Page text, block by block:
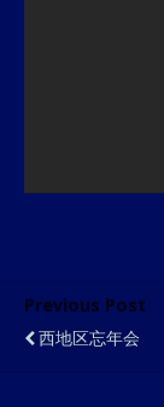
Previous Post
西地区忘年会